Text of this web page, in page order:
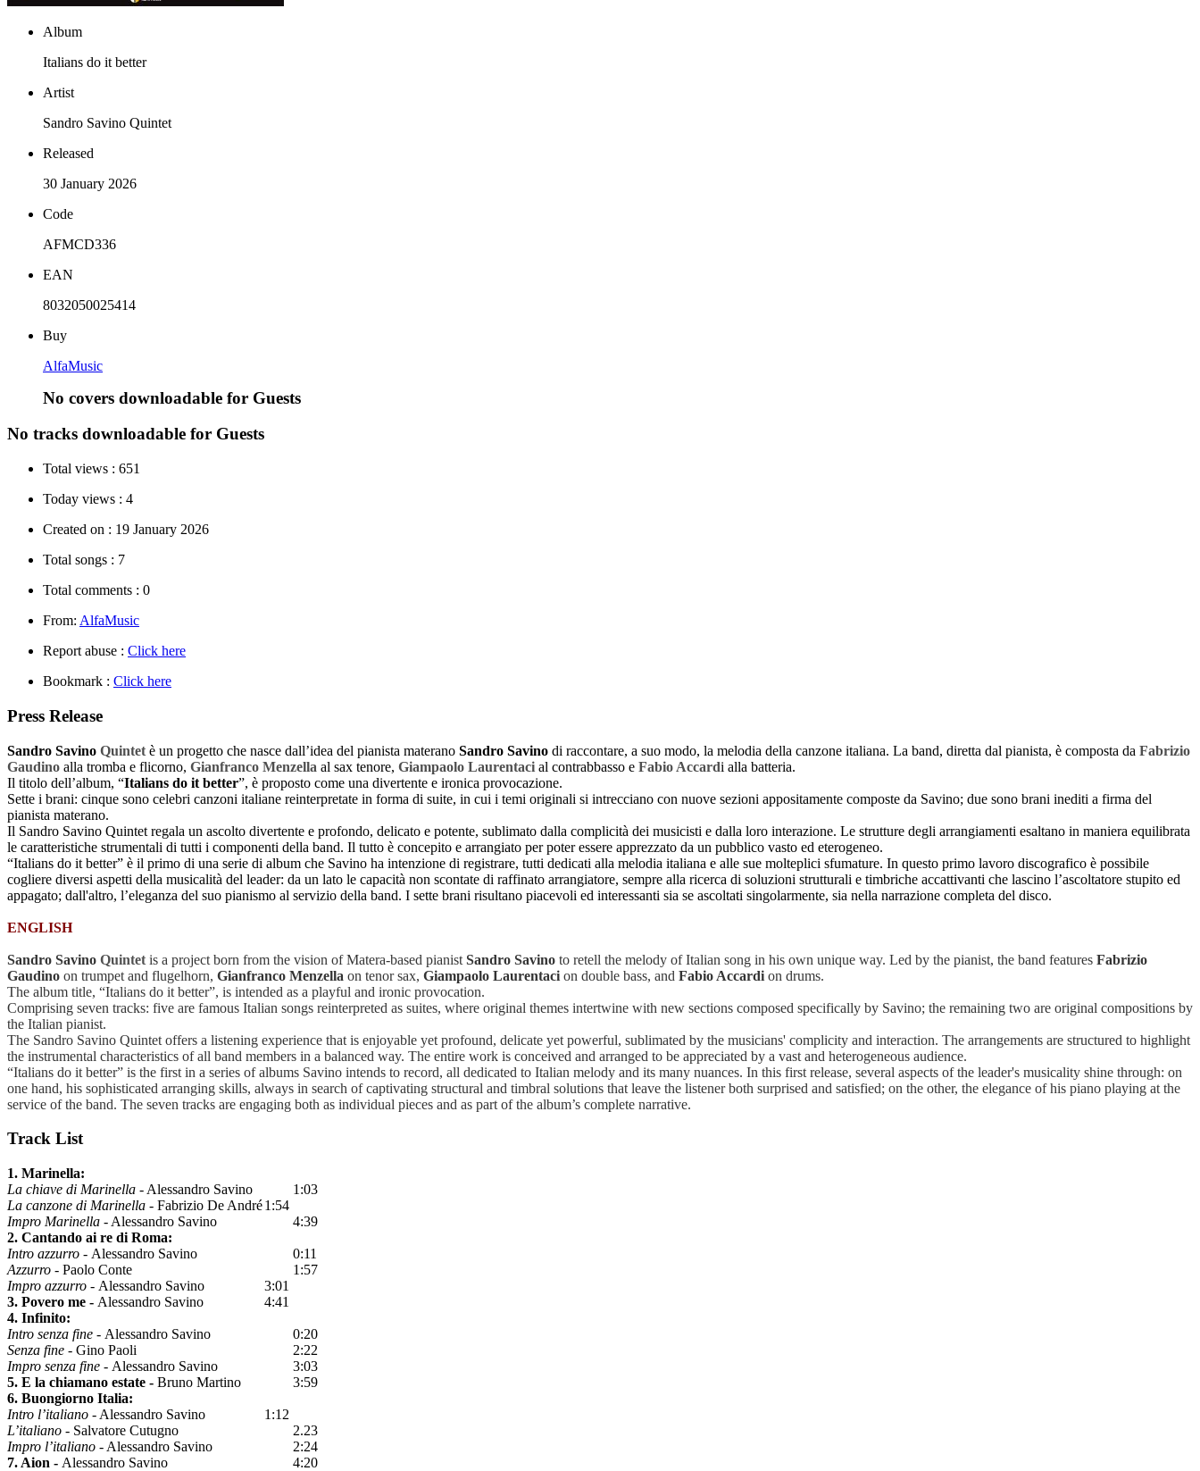
Album
Italians do it better
Artist
Sandro Savino Quintet
Released
30 January 2026
Code
AFMCD336
EAN
8032050025414
Buy
AlfaMusic
No covers downloadable for Guests
No tracks downloadable for Guests
Total views : 651
Today views : 4
Created on : 19 January 2026
Total songs : 7
Total comments : 0
From: AlfaMusic
Report abuse : Click here
Bookmark : Click here
Press Release
Sandro Savino Quintet è un progetto che nasce dall’idea del pianista materano Sandro Savino di raccontare, a suo modo, la melodia della canzone italiana. La band, diretta dal pianista, è composta da Fabrizio
Gaudino alla tromba e flicorno, Gianfranco Menzella al sax tenore, Giampaolo Laurentaci al contrabbasso e Fabio Accardi alla batteria.
Il titolo dell’album, “Italians do it better”, è proposto come una divertente e ironica provocazione.
Sette i brani: cinque sono celebri canzoni italiane reinterpretate in forma di suite, in cui i temi originali si intrecciano con nuove sezioni appositamente composte da Savino; due sono brani inediti a firma del
pianista materano.
Il Sandro Savino Quintet regala un ascolto divertente e profondo, delicato e potente, sublimato dalla complicità dei musicisti e dalla loro interazione. Le strutture degli arrangiamenti esaltano in maniera equilibrata
le caratteristiche strumentali di tutti i componenti della band. Il tutto è concepito e arrangiato per poter essere apprezzato da un pubblico vasto ed eterogeneo.
“Italians do it better” è il primo di una serie di album che Savino ha intenzione di registrare, tutti dedicati alla melodia italiana e alle sue molteplici sfumature. In questo primo lavoro discografico è possibile
cogliere diversi aspetti della musicalità del leader: da un lato le capacità non scontate di raffinato arrangiatore, sempre alla ricerca di soluzioni strutturali e timbriche accattivanti che lascino l’ascoltatore stupito ed
appagato; dall'altro, l’eleganza del suo pianismo al servizio della band. I sette brani risultano piacevoli ed interessanti sia se ascoltati singolarmente, sia nella narrazione completa del disco.
ENGLISH
Sandro Savino Quintet is a project born from the vision of Matera-based pianist Sandro Savino to retell the melody of Italian song in his own unique way. Led by the pianist, the band features Fabrizio
Gaudino on trumpet and flugelhorn, Gianfranco Menzella on tenor sax, Giampaolo Laurentaci on double bass, and Fabio Accardi on drums.
The album title, “Italians do it better”, is intended as a playful and ironic provocation.
Comprising seven tracks: five are famous Italian songs reinterpreted as suites, where original themes intertwine with new sections composed specifically by Savino; the remaining two are original compositions by
the Italian pianist.
The Sandro Savino Quintet offers a listening experience that is enjoyable yet profound, delicate yet powerful, sublimated by the musicians' complicity and interaction. The arrangements are structured to highlight
the instrumental characteristics of all band members in a balanced way. The entire work is conceived and arranged to be appreciated by a vast and heterogeneous audience.
“Italians do it better” is the first in a series of albums Savino intends to record, all dedicated to Italian melody and its many nuances. In this first release, several aspects of the leader's musicality shine through: on
one hand, his sophisticated arranging skills, always in search of captivating structural and timbral solutions that leave the listener both surprised and satisfied; on the other, the elegance of his piano playing at the
service of the band. The seven tracks are engaging both as individual pieces and as part of the album’s complete narrative.
Track List
1. Marinella:
La chiave di Marinella - Alessandro Savino
1:03
La canzone di Marinella - Fabrizio De André1:54
Impro Marinella - Alessandro Savino
4:39
2. Cantando ai re di Roma:
Intro azzurro - Alessandro Savino
0:11
Azzurro - Paolo Conte
1:57
Impro azzurro - Alessandro Savino
3:01
3. Povero me - Alessandro Savino
4:41
4. Infinito:
Intro senza fine - Alessandro Savino
0:20
Senza fine - Gino Paoli
2:22
Impro senza fine - Alessandro Savino
3:03
5. E la chiamano estate - Bruno Martino
3:59
6. Buongiorno Italia:
Intro l’italiano - Alessandro Savino
1:12
L’italiano - Salvatore Cutugno
2.23
Impro l’italiano - Alessandro Savino
2:24
7. Aion - Alessandro Savino 4:20